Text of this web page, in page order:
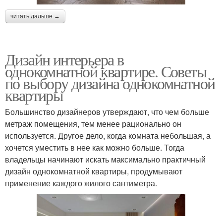
читать дальше →
Дизайн интерьера в
однокомнатной квартире. Советы
по выбору дизайна однокомнатной
квартиры
Большинство дизайнеров утверждают, что чем больше
метраж помещения, тем менее рационально он
используется. Другое дело, когда комната небольшая, а
хочется уместить в нее как можно больше. Тогда
владельцы начинают искать максимально практичный
дизайн однокомнатной квартиры, продумывают
применение каждого жилого сантиметра.